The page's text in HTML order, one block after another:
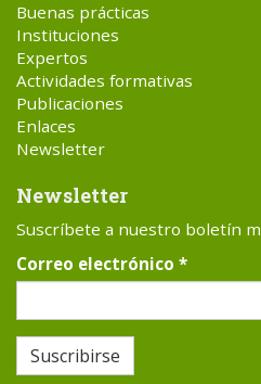
Buenas prácticas
Instituciones
Expertos
Actividades formativas
Publicaciones
Enlaces
Newsletter
Newsletter
Suscríbete a nuestro boletín
Correo electrónico *
Suscribirse